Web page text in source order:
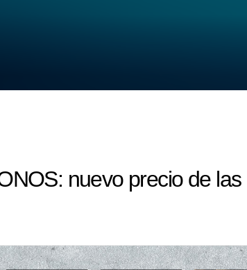
nuevo precio de